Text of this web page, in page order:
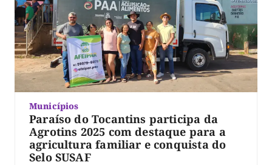
Municípios
Paraíso do Tocantins participa da
Agrotins 2025 com destaque para a
agricultura familiar e conquista do
Selo SUSAF